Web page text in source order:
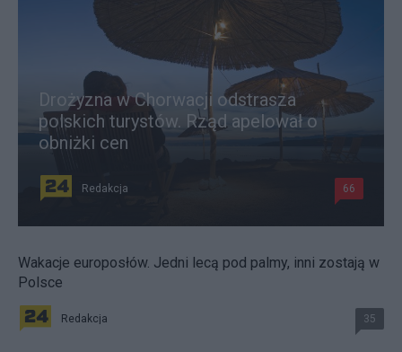
Drożyzna w Chorwacji odstrasza
polskich turystów. Rząd apelował o
obniżki cen
Redakcja 66
Wakacje europosłów. Jedni lecą pod palmy, inni zostają w
Polsce
Redakcja 35